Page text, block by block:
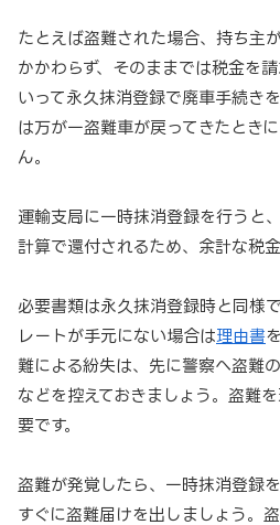
たとえば盗難された場合、持ち主
かかわらず、そのままでは税金を
いって永久抹消登録で廃車手続き
は万が一盗難車が戻ってきたとき
ん。
運輸支局に一時抹消登録を行うと
計算で還付されるため、余計な税
必要書類は永久抹消登録時と同様
レートが手元にない場合は理由書
難による紛失は、先に警察へ盗難
などを控えておきましょう。盗難
要です。
盗難が発覚したら、一時抹消登録を
すぐに盗難届けを出しましょう。